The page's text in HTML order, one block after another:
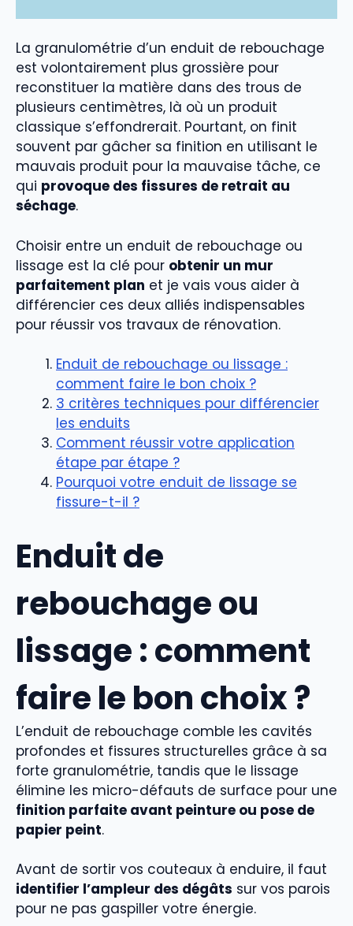
La granulométrie d’un enduit de rebouchage
est volontairement plus grossière pour
reconstituer la matière dans des trous de
plusieurs centimètres, là où un produit
classique s’effondrerait. Pourtant, on finit
souvent par gâcher sa finition en utilisant le
mauvais produit pour la mauvaise tâche, ce
qui provoque des fissures de retrait au
séchage.
Choisir entre un enduit de rebouchage ou
lissage est la clé pour obtenir un mur
parfaitement plan et je vais vous aider à
différencier ces deux alliés indispensables
pour réussir vos travaux de rénovation.
Enduit de rebouchage ou lissage :
comment faire le bon choix ?
3 critères techniques pour différencier
les enduits
Comment réussir votre application
étape par étape ?
Pourquoi votre enduit de lissage se
fissure-t-il ?
Enduit de
rebouchage ou
lissage : comment
faire le bon choix ?
L’enduit de rebouchage comble les cavités
profondes et fissures structurelles grâce à sa
forte granulométrie, tandis que le lissage
élimine les micro-défauts de surface pour une
finition parfaite avant peinture ou pose de
papier peint.
Avant de sortir vos couteaux à enduire, il faut
identifier l’ampleur des dégâts sur vos parois
pour ne pas gaspiller votre énergie.